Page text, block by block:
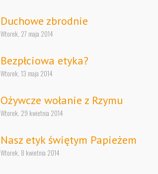
Duchowe zbrodnie
Wtorek, 27 maja 2014
Bezpłciowa etyka?
Wtorek, 13 maja 2014
Ożywcze wołanie z Rzymu
Wtorek, 29 kwietnia 2014
Nasz etyk świętym Papieżem
Wtorek, 8 kwietnia 2014